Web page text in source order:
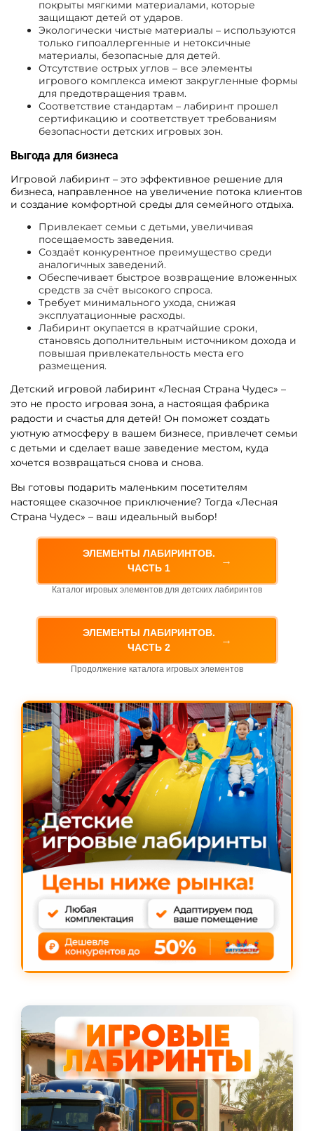
покрыты мягкими материалами, которые
защищают детей от ударов.
Экологически чистые материалы – используются
только гипоаллергенные и нетоксичные
материалы, безопасные для детей.
Отсутствие острых углов – все элементы
игрового комплекса имеют закругленные формы
для предотвращения травм.
Соответствие стандартам – лабиринт прошел
сертификацию и соответствует требованиям
безопасности детских игровых зон.
Выгода для бизнеса
Игровой лабиринт – это эффективное решение для
бизнеса, направленное на увеличение потока клиентов
и создание комфортной среды для семейного отдыха.
Привлекает семьи с детьми, увеличивая
посещаемость заведения.
Создаёт конкурентное преимущество среди
аналогичных заведений.
Обеспечивает быстрое возвращение вложенных
средств за счёт высокого спроса.
Требует минимального ухода, снижая
эксплуатационные расходы.
Лабиринт окупается в кратчайшие сроки,
становясь дополнительным источником дохода и
повышая привлекательность места его
размещения.
Детский игровой лабиринт «Лесная Страна Чудес» –
это не просто игровая зона, а настоящая фабрика
радости и счастья для детей! Он поможет создать
уютную атмосферу в вашем бизнесе, привлечет семьи
с детьми и сделает ваше заведение местом, куда
хочется возвращаться снова и снова.
Вы готовы подарить маленьким посетителям
настоящее сказочное приключение? Тогда «Лесная
Страна Чудес» – ваш идеальный выбор!
ЭЛЕМЕНТЫ ЛАБИРИНТОВ.
ЧАСТЬ 1
→
Каталог игровых элементов для детских лабиринтов
ЭЛЕМЕНТЫ ЛАБИРИНТОВ.
ЧАСТЬ 2
→
Продолжение каталога игровых элементов